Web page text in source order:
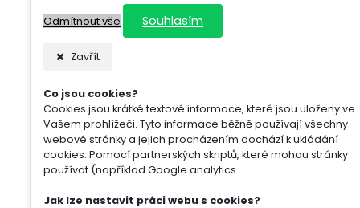
Odmítnout vše Souhlasím
Zavřít
Co jsou cookies?
Cookies jsou krátké textové informace, které jsou uloženy ve
Vašem prohlížeči. Tyto informace běžně používají všechny
webové stránky a jejich procházením dochází k ukládání
cookies. Pomocí partnerských skriptů, které mohou stránky
používat (například Google analytics
Jak lze nastavit práci webu s cookies?